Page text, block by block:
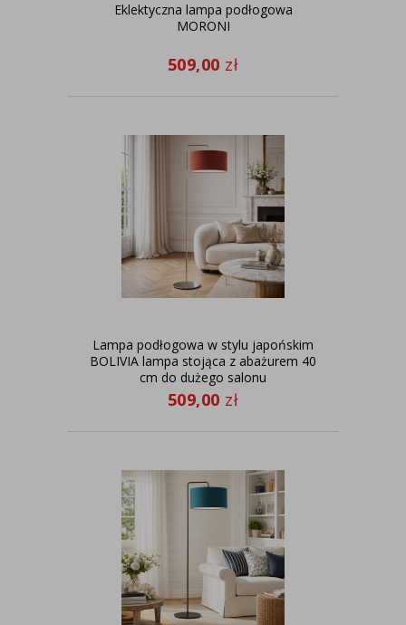
Eklektyczna lampa podłogowa
MORONI
509,00 zł
Lampa podłogowa w stylu japońskim
BOLIVIA lampa stojąca z abażurem 40
cm do dużego salonu
509,00 zł